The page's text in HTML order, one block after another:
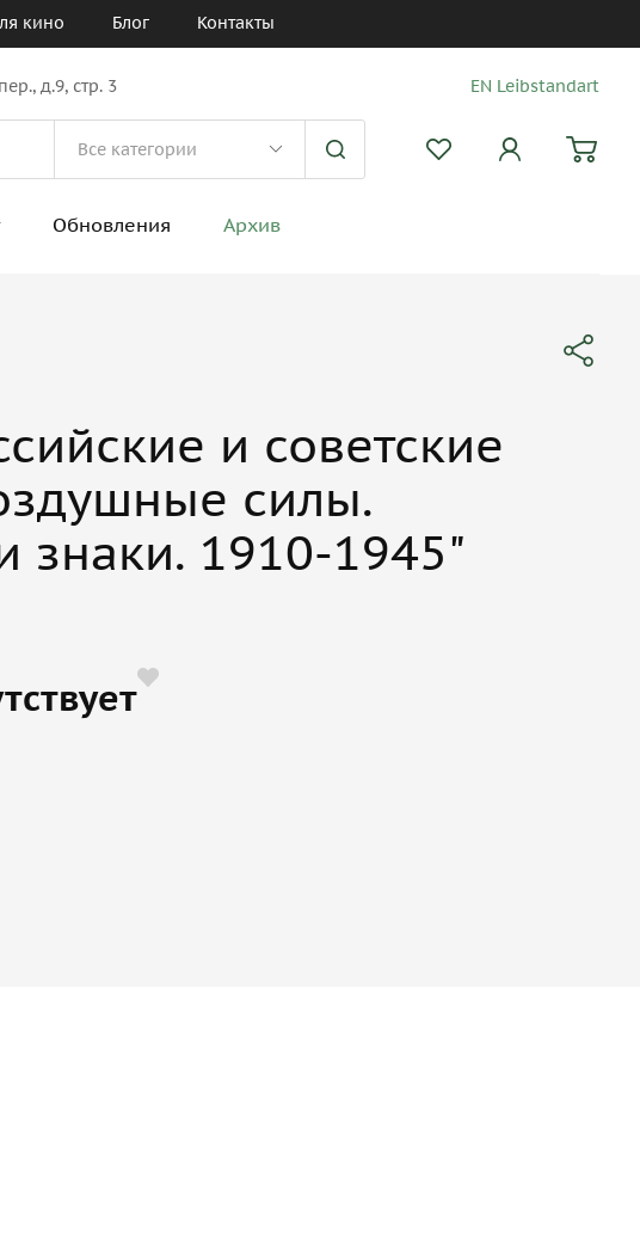
кино Блог Контакты
д.9, стр. 3 EN Leibstandart
Обновления Архив
и советские
силы.
знаки. 1910-1945"